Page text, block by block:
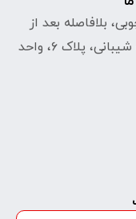
بلافاصله بعد از
چهار راه هدایت، سمت راست بن بست شیبانی، پلاک ۶، واحد